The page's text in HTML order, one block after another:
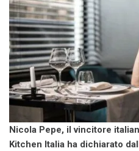
Nicola Pepe, il vincitore
Kitchen Italia ha dichiarato